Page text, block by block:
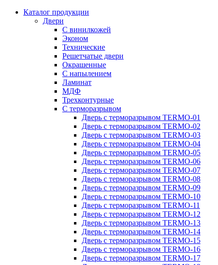
Каталог продукции
Двери
С винилкожей
Эконом
Технические
Решетчатые двери
Окрашенные
С напылением
Ламинат
МДФ
Трехконтурные
С терморазрывом
Дверь с терморазрывом TERMO-01
Дверь с терморазрывом TERMO-02
Дверь с терморазрывом TERMO-03
Дверь с терморазрывом TERMO-04
Дверь с терморазрывом TERMO-05
Дверь с терморазрывом TERMO-06
Дверь с терморазрывом TERMO-07
Дверь с терморазрывом TERMO-08
Дверь с терморазрывом TERMO-09
Дверь с терморазрывом TERMO-10
Дверь с терморазрывом TERMO-11
Дверь с терморазрывом TERMO-12
Дверь с терморазрывом TERMO-13
Дверь с терморазрывом TERMO-14
Дверь с терморазрывом TERMO-15
Дверь с терморазрывом TERMO-16
Дверь с терморазрывом TERMO-17